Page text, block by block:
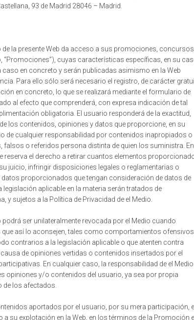
93 de Madrid 28046 – Madrid.
de la presente Web da acceso a sus promociones, concursos
cuyas características específicas, en su
caso en concreto y serán publicadas asimismo en la Web
Para ello sólo será necesario el registro, de carácter
en concreto, lo que se realizará mediante el formulario de
al efecto que comprenderá, con expresa indicación de tal
obligatoria. El usuario responderá de la exactitud,
los contenidos, opiniones y datos que proporcione, en su
de cualquier responsabilidad por contenidos inapropiados o
falsos o referidos persona distinta de quien los suministra. En
reserva el derecho a retirar cuantos elementos
juicio, infringir disposiciones legales o reglamentarias o
proporcionados que tengan consideración de datos de
legislación aplicable en la materia serán tratados de
y sujetos a la Política de Privacidad de el Medio.
ser unilateralmente revocada por el Medio cuando
así lo aconsejen, tales como comportamientos
contrarios a la legislación aplicable o que atenten contra
de opiniones vertidas o contenidos insertados por el
En cualquier caso, la responsabilidad de el
opiniones y/o contenidos del usuario, ya sea por propia
de los afectados.
aportados por el usuario, por su mera participación, el
a su explotación en la Web, en los términos de la Promoción